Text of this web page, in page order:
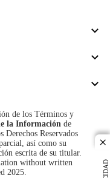
de los Términos y
la Información de
Derechos Reservados
así como su
escrita de su titular.
without written
2025.